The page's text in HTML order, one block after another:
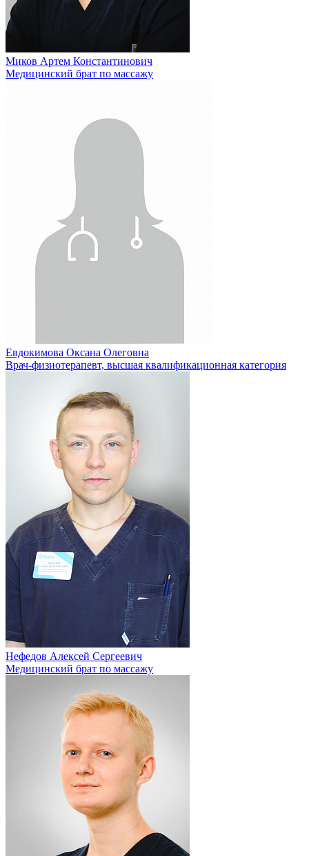
Миков Артем Константинович
Медицинский брат по массажу
Евдокимова Оксана Олеговна
Врач-физиотерапевт, высшая квалификационная категория
Нефедов Алексей Сергеевич
Медицинский брат по массажу